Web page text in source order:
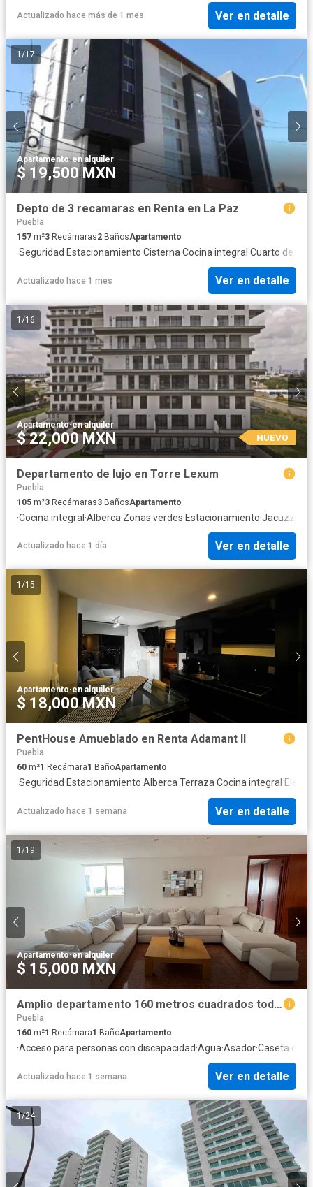
Actualizado hace más de 1 mes Ver en detalle
1 /17
Apartamento·en alquiler
$ 19,500 MXN
Depto de 3 recamaras en Renta en La Paz
Puebla
157 m²3 Recámaras2 BañosApartamento
·Seguridad·Estacionamiento·Cisterna·Cocina integral ·Cuarto de
Actualizado hace 1 mes Ver en detalle
1 /16
Apartamento·en alquiler
$ 22,000 MXN NUEVO
Departamento de lujo en Torre Lexum
Puebla
105 m²3 Recámaras3 BañosApartamento
·Cocina integral·Alberca·Zonas verdes·Estacionamiento·Jacuzzi
Actualizado hace 1 día Ver en detalle
1 /15
Apartamento·en alquiler
$ 18,000 MXN
PentHouse Amueblado en Renta Adamant II
Puebla
60 m²1 Recámara1 BañoApartamento
·Seguridad·Estacionamiento·Alberca·Terraza·Cocina integral ·
Actualizado hace 1 semana Ver en detalle
1 /19
Apartamento·en alquiler
$ 15,000 MXN
Amplio departamento 160 metros cuadrados todos los servicios.
Puebla
160 m²1 Recámara1 BañoApartamento
·Acceso para personas con discapacidad·Agua·Asador·Caseta de
Actualizado hace 1 semana Ver en detalle
1/24